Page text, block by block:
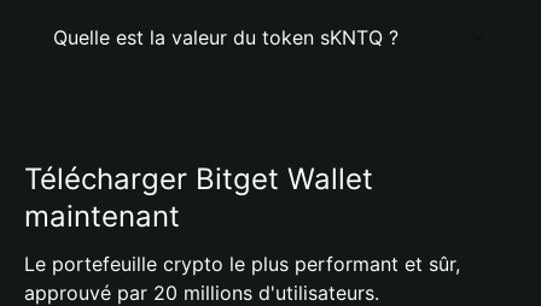
Quelle est la valeur du token sKNTQ ?
Télécharger Bitget Wallet
maintenant
Le portefeuille crypto le plus performant et sûr,
approuvé par 20 millions d'utilisateurs.